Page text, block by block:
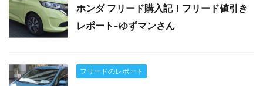
ホンダ フリード購入記！フリード値引き
レポート-ゆずマンさん
フリードのレポート